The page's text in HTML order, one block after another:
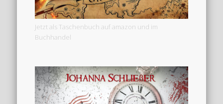
Jetzt als Taschenbuch auf amazon und im
Buchhandel